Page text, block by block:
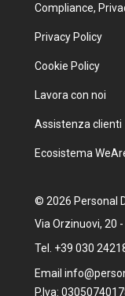
Compliance,
Privacy Policy
Cookie Policy
Lavora con noi
Assistenza clienti
Ecosistema
© 2026 Personal
Via Orzinuovi, 20
Tel. +39 030
Email
P.Iva: